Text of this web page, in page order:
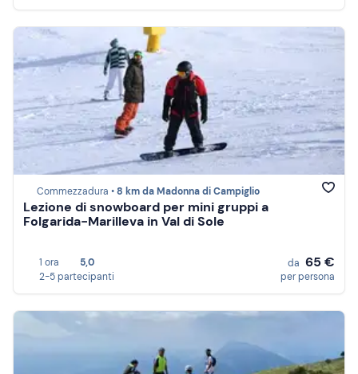
Commezzadura •8 km da Madonna di Campiglio
Lezione di snowboard per mini gruppi a
Folgarida-Marilleva in Val di Sole
1 ora
5,0
2-5 partecipanti
da 65 €
per persona